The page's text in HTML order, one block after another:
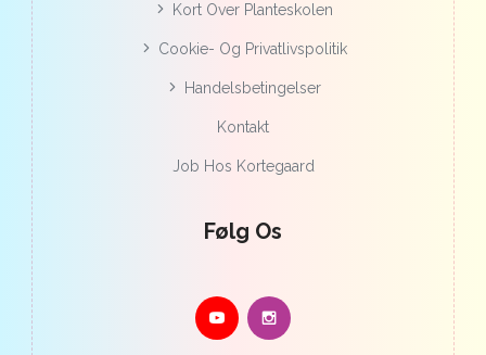
Kort Over Planteskolen
Cookie- Og Privatlivspolitik
Handelsbetingelser
Kontakt
Job Hos Kortegaard
Følg Os